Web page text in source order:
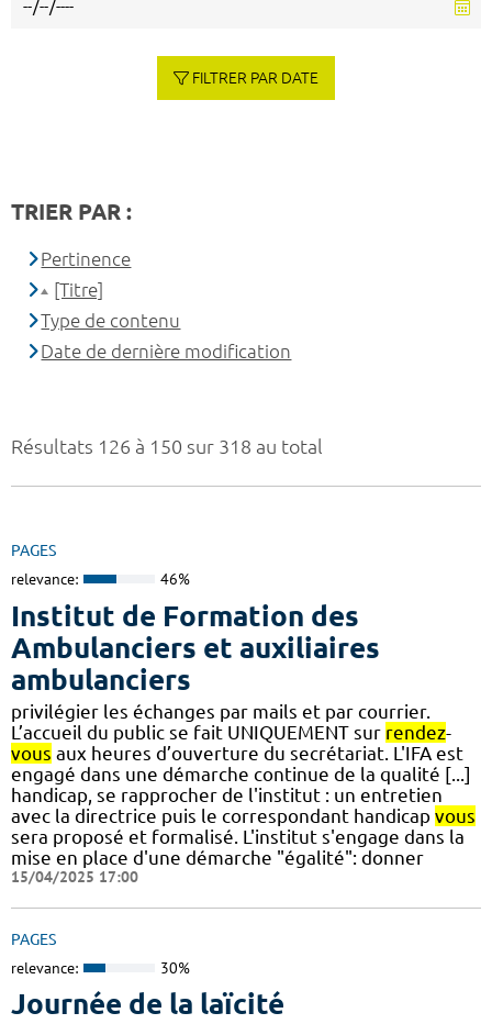
Résultats 126 à 150 sur 318 au total
PAGES
relevance: 46%
Institut de Formation des
Ambulanciers et auxiliaires
ambulanciers
privilégier les échanges par mails et par courrier.
L’accueil du public se fait UNIQUEMENT sur rendez-
vous aux heures d’ouverture du secrétariat. L'IFA est
engagé dans une démarche continue de la qualité [...]
handicap, se rapprocher de l'institut : un entretien
avec la directrice puis le correspondant handicap vous
sera proposé et formalisé. L'institut s'engage dans la
mise en place d'une démarche "égalité": donner
15/04/2025 17:00
PAGES
relevance: 30%
Journée de la laïcité
FILTRER PAR DATE
TRIER PAR :
Pertinence
[Titre]
Type de contenu
Date de dernière modification